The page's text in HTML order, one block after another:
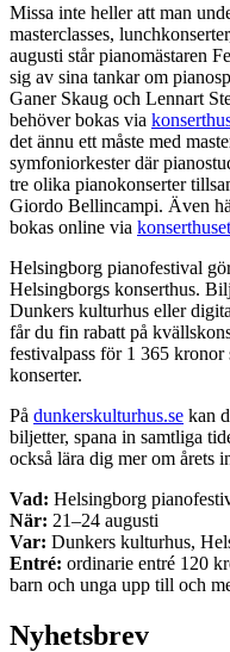
Missa inte heller att man
masterclasses,
augusti står pianomästaren
sig av sina tankar om
Ganer Skaug och Lennart
behöver bokas via
det ännu ett måste med
symfoniorkester där
tre olika pianokonserter
Giordo Bellincampi. Även
bokas online via
Helsingborg pianofestival
Helsingborgs konserthus.
Dunkers kulturhus eller
får du fin rabatt på
festivalpass för 1 365
konserter.
På dunkerskulturhus.se kan
biljetter, spana in samtliga
också lära dig mer om årets
Vad: Helsingborg
När: 21–24 augusti
Var: Dunkers kulturhus,
Entré: ordinarie entré 120
barn och unga upp till och
Nyhetsbrev